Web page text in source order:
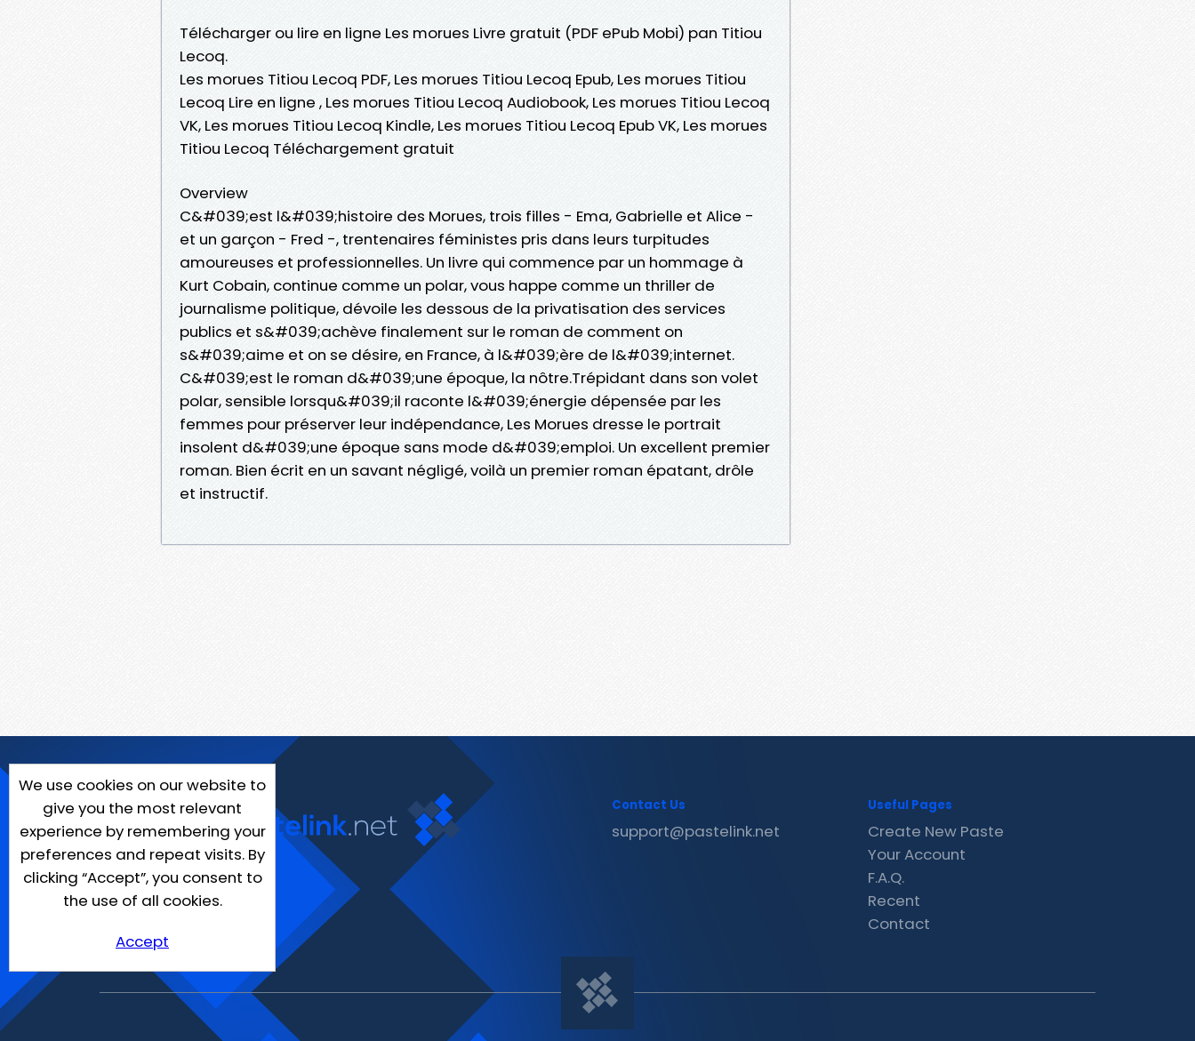
Télécharger ou lire en ligne Les morues Livre gratuit (PDF ePub Mobi) pan Titiou
Lecoq.
Les morues Titiou Lecoq PDF, Les morues Titiou Lecoq Epub, Les morues Titiou
Lecoq Lire en ligne , Les morues Titiou Lecoq Audiobook, Les morues Titiou Lecoq
VK, Les morues Titiou Lecoq Kindle, Les morues Titiou Lecoq Epub VK, Les morues
Titiou Lecoq Téléchargement gratuit
Overview
C&#039;est l&#039;histoire des Morues, trois filles - Ema, Gabrielle et Alice -
et un garçon - Fred -, trentenaires féministes pris dans leurs turpitudes
amoureuses et professionnelles. Un livre qui commence par un hommage à
Kurt Cobain, continue comme un polar, vous happe comme un thriller de
journalisme politique, dévoile les dessous de la privatisation des services
publics et s&#039;achève finalement sur le roman de comment on
s&#039;aime et on se désire, en France, à l&#039;ère de l&#039;internet.
C&#039;est le roman d&#039;une époque, la nôtre.Trépidant dans son volet
polar, sensible lorsqu&#039;il raconte l&#039;énergie dépensée par les
femmes pour préserver leur indépendance, Les Morues dresse le portrait
insolent d&#039;une époque sans mode d&#039;emploi. Un excellent premier
roman. Bien écrit en un savant négligé, voilà un premier roman épatant, drôle
et instructif.
We use cookies on our website to
give you the most relevant
experience by remembering your
preferences and repeat visits. By
clicking “Accept”, you consent to
the use of all cookies.
Accept
Contact Us
support@pastelink.net
Useful Pages
Create New Paste
Your Account
F.A.Q.
Recent
Contact